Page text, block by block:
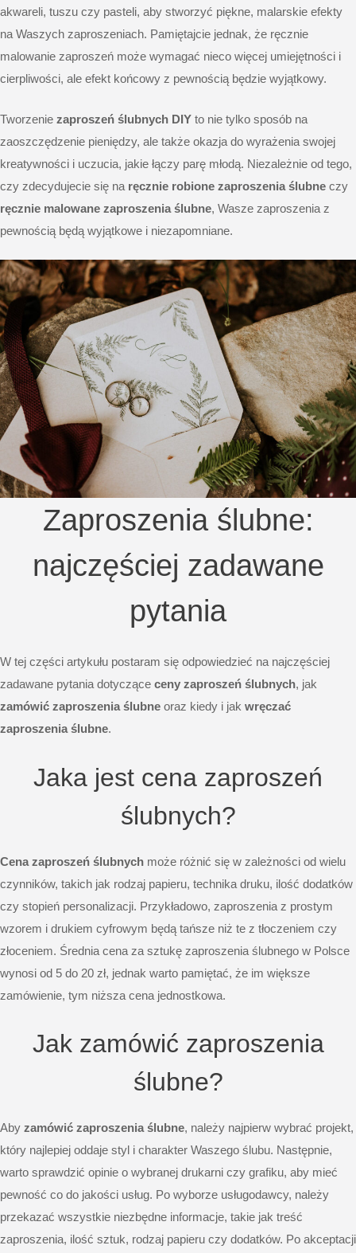
akwareli, tuszu czy pasteli, aby stworzyć piękne, malarskie efekty
na Waszych zaproszeniach. Pamiętajcie jednak, że ręcznie
malowanie zaproszeń może wymagać nieco więcej umiejętności i
cierpliwości, ale efekt końcowy z pewnością będzie wyjątkowy.
Tworzenie zaproszeń ślubnych DIY to nie tylko sposób na
zaoszczędzenie pieniędzy, ale także okazja do wyrażenia swojej
kreatywności i uczucia, jakie łączy parę młodą. Niezależnie od tego,
czy zdecydujecie się na ręcznie robione zaproszenia ślubne czy
ręcznie malowane zaproszenia ślubne, Wasze zaproszenia z
pewnością będą wyjątkowe i niezapomniane.
Zaproszenia ślubne:
najczęściej zadawane
pytania
W tej części artykułu postaram się odpowiedzieć na najczęściej
zadawane pytania dotyczące ceny zaproszeń ślubnych, jak
zamówić zaproszenia ślubne oraz kiedy i jak wręczać
zaproszenia ślubne.
Jaka jest cena zaproszeń
ślubnych?
Cena zaproszeń ślubnych może różnić się w zależności od wielu
czynników, takich jak rodzaj papieru, technika druku, ilość dodatków
czy stopień personalizacji. Przykładowo, zaproszenia z prostym
wzorem i drukiem cyfrowym będą tańsze niż te z tłoczeniem czy
złoceniem. Średnia cena za sztukę zaproszenia ślubnego w Polsce
wynosi od 5 do 20 zł, jednak warto pamiętać, że im większe
zamówienie, tym niższa cena jednostkowa.
Jak zamówić zaproszenia
ślubne?
Aby zamówić zaproszenia ślubne, należy najpierw wybrać projekt,
który najlepiej oddaje styl i charakter Waszego ślubu. Następnie,
warto sprawdzić opinie o wybranej drukarni czy grafiku, aby mieć
pewność co do jakości usług. Po wyborze usługodawcy, należy
przekazać wszystkie niezbędne informacje, takie jak treść
zaproszenia, ilość sztuk, rodzaj papieru czy dodatków. Po akceptacji